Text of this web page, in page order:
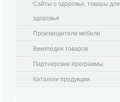
Сайты о здоровье, товары для
здоровья
Производители мебели
Википедия товаров
Партнерские программы
Каталоги продукции